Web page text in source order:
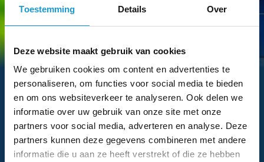
Toestemming Details Over
Deze website maakt gebruik van cookies
We gebruiken cookies om content en advertenties te
personaliseren, om functies voor social media te bieden
en om ons websiteverkeer te analyseren. Ook delen we
informatie over uw gebruik van onze site met onze
partners voor social media, adverteren en analyse. Deze
partners kunnen deze gegevens combineren met andere
informatie die u aan ze heeft verstrekt of die ze hebben
Hebben we je interesse
gewekt?
Vraag dan nu eenvoudig een adviesgesprek aan
met een van onze adviseurs
Voor-
en
Bedrijfsnaam